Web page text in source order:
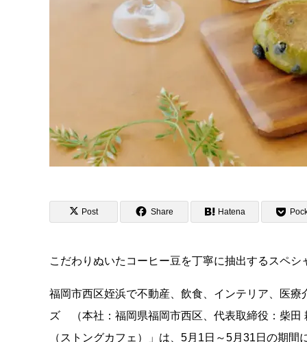
Post Share Hatena
こだわりぬいたコーヒー豆を丁寧に抽出するスペ
福岡市西区姪浜で不動産、飲食、インテリア、医
ズ （本社：福岡県福岡市西区、代表取締役：柴田
（ストングカフェ）」は、5月1日～5月31日の期